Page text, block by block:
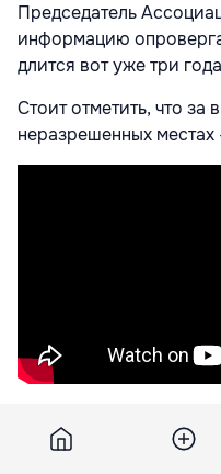
Председатель
информацию
длится вот уже три
Стоит отметить, что за
неразрешенных